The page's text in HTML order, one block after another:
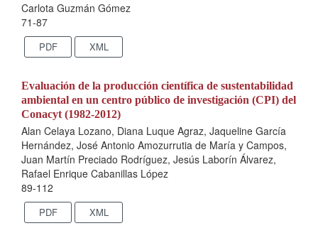
Carlota Guzmán Gómez
71-87
PDF XML
Evaluación de la producción científica de sustentabilidad
ambiental en un centro público de investigación (CPI) del
Conacyt (1982-2012)
Alan Celaya Lozano, Diana Luque Agraz, Jaqueline García
Hernández, José Antonio Amozurrutia de María y Campos,
Juan Martín Preciado Rodríguez, Jesús Laborín Álvarez,
Rafael Enrique Cabanillas López
89-112
PDF XML